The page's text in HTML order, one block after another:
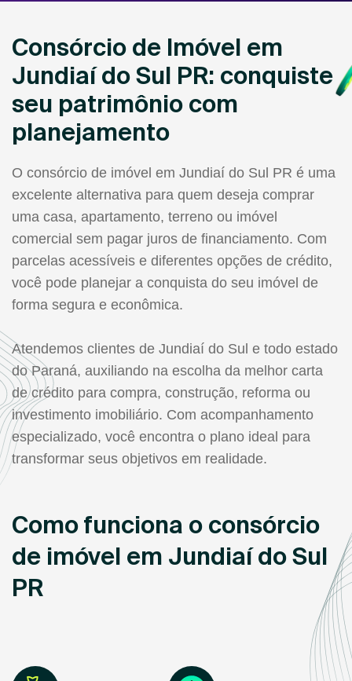
Consórcio de Imóvel em
Jundiaí do Sul PR: conquiste
seu patrimônio com
planejamento
O consórcio de imóvel em Jundiaí do Sul PR é uma
excelente alternativa para quem deseja comprar
uma casa, apartamento, terreno ou imóvel
comercial sem pagar juros de financiamento. Com
parcelas acessíveis e diferentes opções de crédito,
você pode planejar a conquista do seu imóvel de
forma segura e econômica.
Atendemos clientes de Jundiaí do Sul e todo estado
do Paraná, auxiliando na escolha da melhor carta
de crédito para compra, construção, reforma ou
investimento imobiliário. Com acompanhamento
especializado, você encontra o plano ideal para
transformar seus objetivos em realidade.
Como funciona o consórcio
de imóvel em Jundiaí do Sul
PR